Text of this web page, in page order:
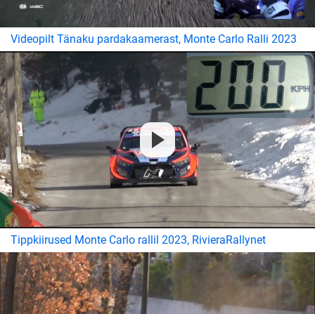
Videopilt Tänaku pardakaamerast, Monte Carlo Ralli 2023
Tippkiirused Monte Carlo rallil 2023, RivieraRallynet